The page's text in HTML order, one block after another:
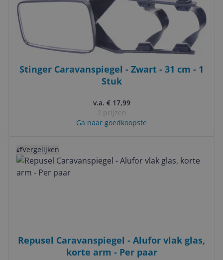
Stinger Caravanspiegel - Zwart - 31 cm - 1
Stuk
v.a. € 17,99
2 prijzen
Ga naar goedkoopste
Vergelijken
Repusel Caravanspiegel - Alufor vlak glas,
korte arm - Per paar